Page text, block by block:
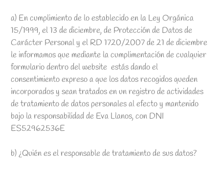
a) En cumplimiento de lo establecido en la Ley Orgánica
15/1999, el 13 de diciembre, de Protección de Datos de
Carácter Personal y el RD 1720/2007 de 21 de diciembre
le informamos que mediante la cumplimentación de cualquier
formulario dentro del website estás dando el
consentimiento expreso a que los datos recogidos queden
incorporados y sean tratados en un registro de actividades
de tratamiento de datos personales al efecto y mantenido
bajo la responsabilidad de Eva Llanos, con DNI
ES52962536E
b) ¿Quién es el responsable de tratamiento de sus datos?